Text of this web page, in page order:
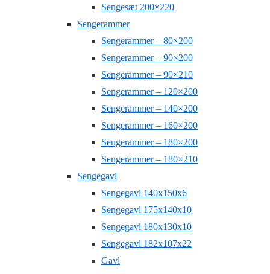
Sengesæt 200×220
Sengerammer
Sengerammer – 80×200
Sengerammer – 90×200
Sengerammer – 90×210
Sengerammer – 120×200
Sengerammer – 140×200
Sengerammer – 160×200
Sengerammer – 180×200
Sengerammer – 180×210
Sengegavl
Sengegavl 140x150x6
Sengegavl 175x140x10
Sengegavl 180x130x10
Sengegavl 182x107x22
Gavl